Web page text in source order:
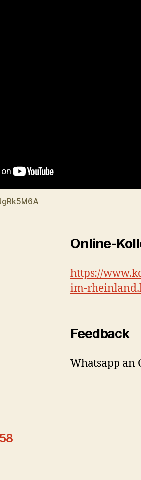
Online-
https://
im-
Feedback
Whatsapp an